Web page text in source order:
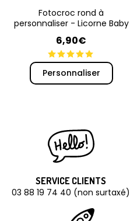
Fotocroc rond à
personnaliser - Licorne Baby
6,90€
Personnaliser
SERVICE CLIENTS
03 88 19 74 40 (non surtaxé)